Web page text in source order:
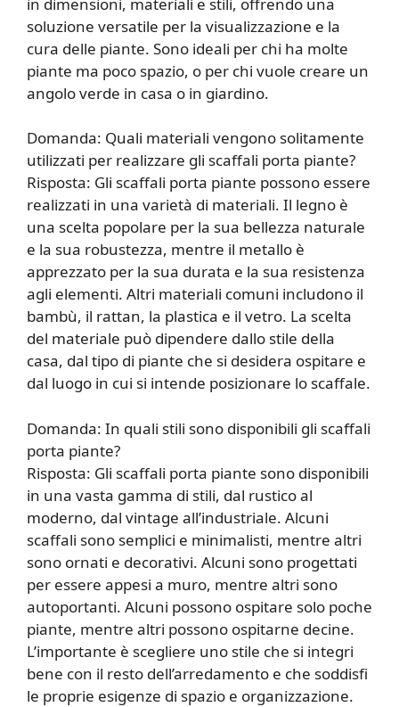
soluzione versatile per la visualizzazione e la
cura delle piante. Sono ideali per chi ha molte
piante ma poco spazio, o per chi vuole creare un
angolo verde in casa o in giardino.
Domanda: Quali materiali vengono solitamente
utilizzati per realizzare gli scaffali porta piante?
Risposta: Gli scaffali porta piante possono essere
realizzati in una varietà di materiali. Il legno è
una scelta popolare per la sua bellezza naturale
e la sua robustezza, mentre il metallo è
apprezzato per la sua durata e la sua resistenza
agli elementi. Altri materiali comuni includono il
bambù, il rattan, la plastica e il vetro. La scelta
del materiale può dipendere dallo stile della
casa, dal tipo di piante che si desidera ospitare e
dal luogo in cui si intende posizionare lo scaffale.
Domanda: In quali stili sono disponibili gli scaffali
porta piante?
Risposta: Gli scaffali porta piante sono disponibili
in una vasta gamma di stili, dal rustico al
moderno, dal vintage all’industriale. Alcuni
scaffali sono semplici e minimalisti, mentre altri
sono ornati e decorativi. Alcuni sono progettati
per essere appesi a muro, mentre altri sono
autoportanti. Alcuni possono ospitare solo poche
piante, mentre altri possono ospitarne decine.
L’importante è scegliere uno stile che si integri
bene con il resto dell’arredamento e che soddisfi
le proprie esigenze di spazio e organizzazione.